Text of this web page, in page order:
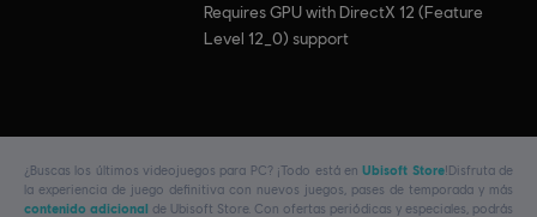
Requires GPU with DirectX 12 (Feature
Level 12_0) support
¿Buscas los últimos videojuegos para PC? ¡Todo está enUbisoft Store!Disfruta de
la experiencia de juego definitiva con nuevos juegos, pases de temporada y más
contenido adicional de Ubisoft Store. Con ofertas periódicas y especiales, podrás